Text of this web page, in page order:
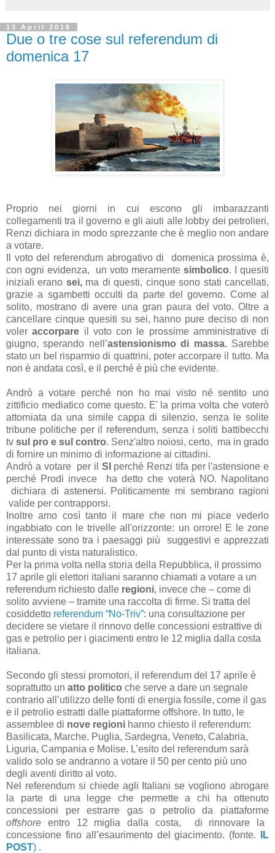
13 April 2016
Due o tre cose sul referendum di
domenica 17
Proprio nei giorni in cui escono gli imbarazzanti
collegamenti tra il governo e gli aiuti alle lobby dei petrolieri,
Renzi dichiara in modo sprezzante che è meglio non andare
a votare.
Il voto del referendum abrogativo di domenica prossima è,
con ogni evidenza, un voto meramente simbolico. I quesiti
iniziali erano sei, ma di questi, cinque sono stati cancellati,
grazie a sgambetti occulti da parte del governo. Come al
solito, mostrano di avere una gran paura del voto. Oltre a
cancellare cinque quesiti su sei, hanno pure deciso di non
voleraccorpare il voto con le prossime amministrative di
giugno, sperando nell’astensionismo di massa. Sarebbe
stato un bel risparmio di quattrini, poter accorpare il tutto. Ma
non è andata così, e il perché è più che evidente.
Andrò a votare perché non ho mai visto né sentito uno
zittificio mediatico come questo. E' la prima volta che voterò
attorniata da una simile cappa di silenzio, senza le solite
tribune politiche per il referendum, senza i soliti battibecchi
tv sul pro e sul contro. Senz'altro noiosi, certo, ma in grado
di fornire un minimo di informazione ai cittadini.
Andrò a votare per il SI perché Renzi tifa per l'astensione e
perché Prodi invece ha detto che voterà NO. Napolitano
dichiara di astenersi. Politicamente mi sembrano ragioni
valide per contrapporsi.
Inoltre amo così tanto il mare che non mi piace vederlo
ingabbiato con le trivelle all'orizzonte: un orrore! E le zone
interessate sono tra i paesaggi più suggestivi e apprezzati
dal punto di vista naturalistico.
Per la prima volta nella storia della Repubblica, il prossimo
17 aprile gli elettori italiani saranno chiamati a votare a un
referendum richiesto dalle regioni, invece che – come di
solito avviene – tramite una raccolta di firme. Si tratta del
cosiddetto referendum “No-Triv”: una consultazione per
decidere se vietare il rinnovo delle concessioni estrattive di
gas e petrolio per i giacimenti entro le 12 miglia dalla costa
italiana.
Secondo gli stessi promotori, il referendum del 17 aprile è
soprattutto un atto politico che serve a dare un segnale
contrario all’utilizzo delle fonti di energia fossile, come il gas
e il petrolio estratti dalle piattaforme offshore. In tutto, le
assemblee di nove regioni hanno chiesto il referendum:
Basilicata, Marche, Puglia, Sardegna, Veneto, Calabria,
Liguria, Campania e Molise. L’esito del referendum sarà
valido solo se andranno a votare il 50 per cento più uno
degli aventi diritto al voto.
Nel referendum si chiede agli Italiani se vogliono abrogare
la parte di una legge che permette a chi ha ottenuto
concessioni per estrarre gas o petrolio da piattaforme
offshore entro 12 miglia dalla costa, di rinnovare la
concessione fino all’esaurimento del giacimento. (fonte. IL
POST) .